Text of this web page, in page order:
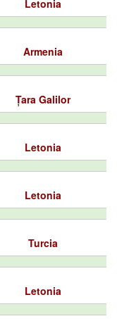
Letonia
Armenia
Țara Galilor
Letonia
Letonia
Turcia
Letonia